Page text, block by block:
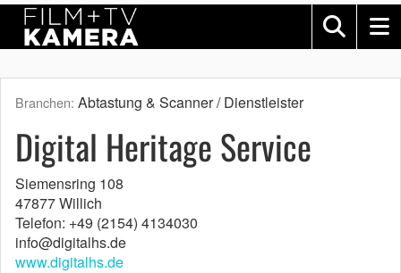
Branchen: Abtastung & Scanner / Dienstleister
Digital Heritage Service
Siemensring 108
47877 Willich
Telefon: +49 (2154) 4134030
info@digitalhs.de
www.digitalhs.de